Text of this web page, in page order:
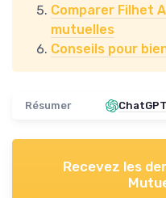
Comparer Filhet
mutuelles
Conseils pour
Résumer ChatGPT
Recevez les